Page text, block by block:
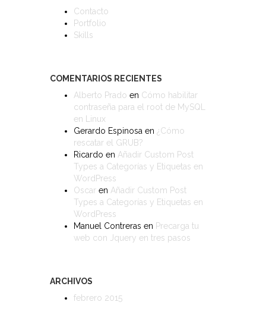
Contacto
Portfolio
Skills
COMENTARIOS RECIENTES
Alberto Prado en Cómo habilitar
contraseña para el root de MySQL
en Linux
Gerardo Espinosa en ¿Cómo
rescatar el GRUB?
Ricardo en Añadir Custom Post
Types a Categorías y Etiquetas en
WordPress
Oscaren Añadir Custom Post
Types a Categorías y Etiquetas en
WordPress
Manuel Contreras en Precarga tu
web con Jquery en tres pasos
ARCHIVOS
febrero 2015